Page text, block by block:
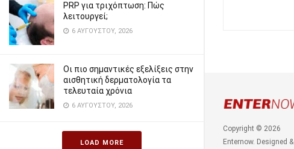
PRP για τριχόπτωση: Πώς
λειτουργεί;
6 ΑΥΓΟΎΣΤΟΥ, 2026
Οι πιο σημαντικές εξελίξεις στην
αισθητική δερματολογία τα
τελευταία χρόνια
6 ΑΥΓΟΎΣΤΟΥ, 2026
LOAD MORE
Copyright © 2026
Enternow. Designed &